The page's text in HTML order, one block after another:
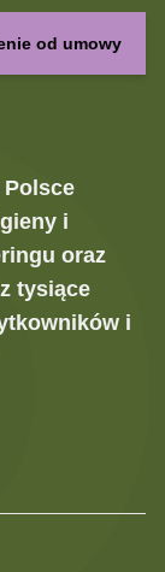
od umowy
i
oraz
tysiące
i